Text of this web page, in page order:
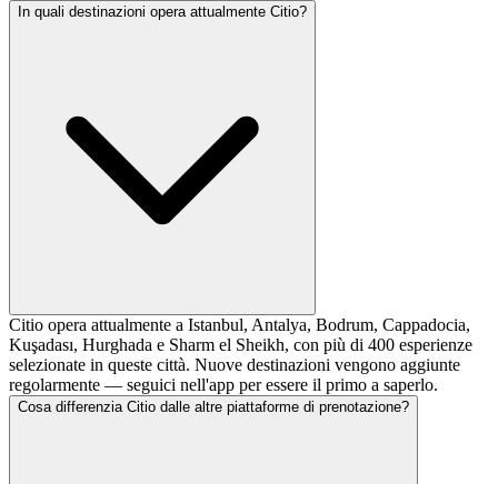
In quali destinazioni opera attualmente Citio?
Citio opera attualmente a Istanbul, Antalya, Bodrum, Cappadocia,
Kuşadası, Hurghada e Sharm el Sheikh, con più di 400 esperienze
selezionate in queste città. Nuove destinazioni vengono aggiunte
regolarmente — seguici nell'app per essere il primo a saperlo.
Cosa differenzia Citio dalle altre piattaforme di prenotazione?